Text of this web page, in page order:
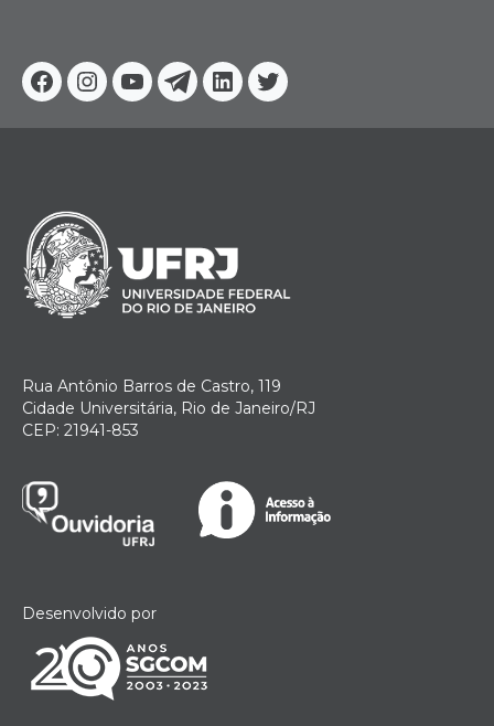
Facebook
Instagram
YoutubeTelegram
Linkedin
Twitter
Rua Antônio Barros de Castro, 119
Cidade Universitária, Rio de Janeiro/RJ
CEP: 21941-853
Desenvolvido por